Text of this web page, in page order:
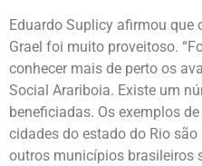
Eduardo Suplicy afirmou que
Grael foi muito proveitoso.
conhecer mais de perto os
Social Arariboia. Existe um
beneficiadas. Os exemplos
cidades do estado do Rio
outros municípios brasileiros